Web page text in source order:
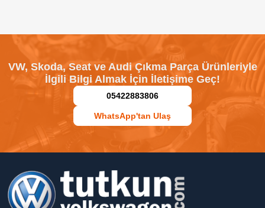
VW, Skoda, Seat ve Audi Çıkma Parça Ürünleriyle
İlgili Bilgi Almak İçin İletişime Geç!
05422883806
WhatsApp'tan Ulaş